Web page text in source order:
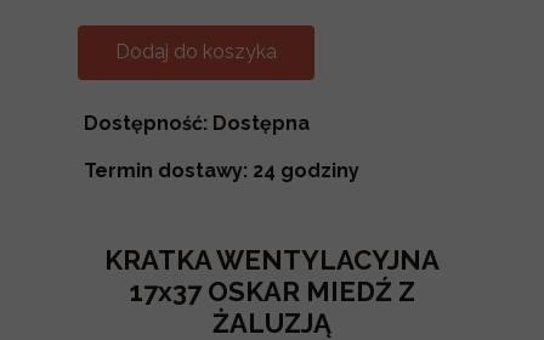
Dostępność: Dostępna
Termin dostawy: 24 godziny
Dodaj do koszyka
KRATKA WENTYLACYJNA
17x37 OSKAR MIEDŹ Z
ŻALUZJĄ